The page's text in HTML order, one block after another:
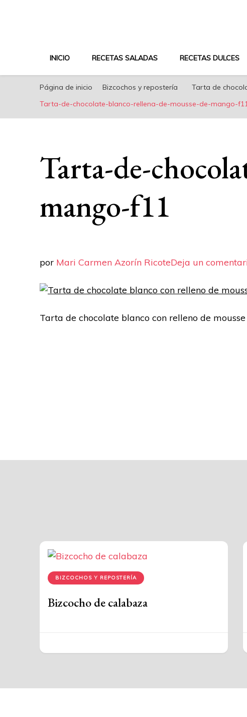
INICIO RECETAS SALADAS RECETAS DULCES
Página de inicio Bizcochos y repostería
Tarta de
Tarta-de-chocolate-blanco-rellena-de-mousse-de-mango-
Tarta-de-
mango-f11
por Mari Carmen Azorín RicoteDeja un
Tarta de chocolate blanco con relleno de
BIZCOCHOS Y REPOSTERÍA
Bizcocho de calabaza